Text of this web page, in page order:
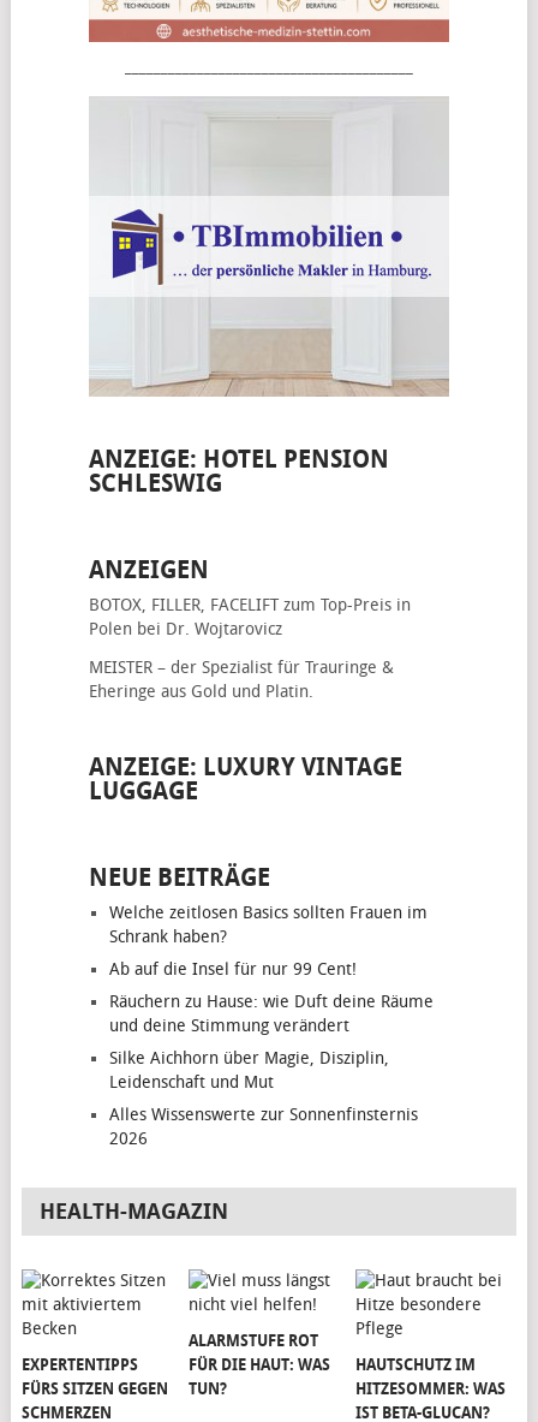
ANZEIGE: HOTEL PENSION
SCHLESWIG
ANZEIGEN
BOTOX, FILLER, FACELIFTzum Top-Preis in
Polen bei Dr. Wojtarovicz
MEISTER – der Spezialist für Trauringe &
Eheringe aus Gold und Platin.
ANZEIGE: LUXURY VINTAGE
LUGGAGE
NEUE BEITRÄGE
Welche zeitlosen Basics sollten Frauen im
Schrank haben?
Ab auf die Insel für nur 99 Cent!
Räuchern zu Hause: wie Duft deine Räume
und deine Stimmung verändert
Silke Aichhorn über Magie, Disziplin,
Leidenschaft und Mut
Alles Wissenswerte zur Sonnenfinsternis
2026
HEALTH-MAGAZIN
EXPERTENTIPPS
FÜRS SITZEN GEGEN
SCHMERZEN
ALARMSTUFE ROT
FÜR DIE HAUT: WAS
TUN?
HAUTSCHUTZ IM
HITZESOMMER: WAS
IST BETA-GLUCAN?